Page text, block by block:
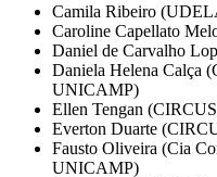
Camila Ribeiro
Caroline Capellato
Daniel de Carvalho
Daniela Helena Calça
UNICAMP)
Ellen Tengan
Everton Duarte
Fausto Oliveira (Cia
UNICAMP)